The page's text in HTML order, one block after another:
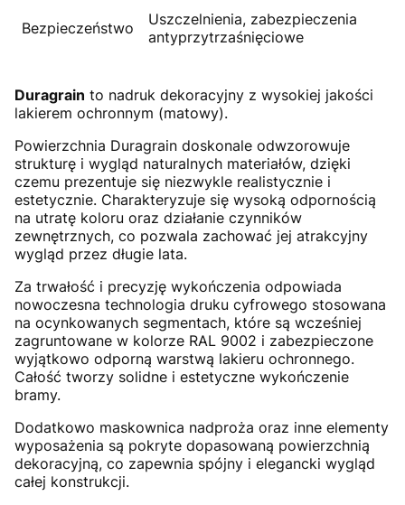
Bezpieczeństwo
Uszczelnienia, zabezpieczenia
antyprzytrzaśnięciowe
Duragrain to nadruk dekoracyjny z wysokiej jakości
lakierem ochronnym (matowy).
Powierzchnia Duragrain doskonale odwzorowuje
strukturę i wygląd naturalnych materiałów, dzięki
czemu prezentuje się niezwykle realistycznie i
estetycznie. Charakteryzuje się wysoką odpornością
na utratę koloru oraz działanie czynników
zewnętrznych, co pozwala zachować jej atrakcyjny
wygląd przez długie lata.
Za trwałość i precyzję wykończenia odpowiada
nowoczesna technologia druku cyfrowego stosowana
na ocynkowanych segmentach, które są wcześniej
zagruntowane w kolorze RAL 9002 i zabezpieczone
wyjątkowo odporną warstwą lakieru ochronnego.
Całość tworzy solidne i estetyczne wykończenie
bramy.
Dodatkowo maskownica nadproża oraz inne elementy
wyposażenia są pokryte dopasowaną powierzchnią
dekoracyjną, co zapewnia spójny i elegancki wygląd
całej konstrukcji.